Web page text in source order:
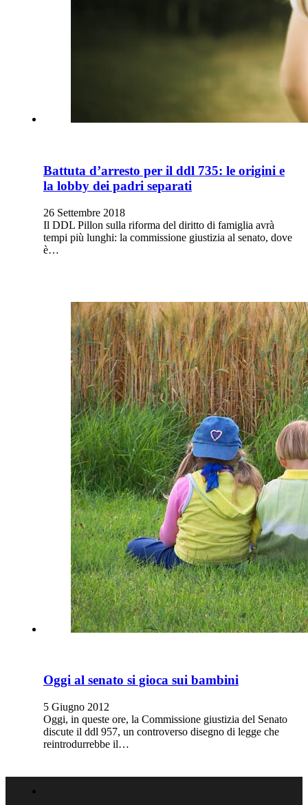
Battuta d’arresto per il ddl 735: le origini e
la lobby dei padri separati
26 Settembre 2018
Il DDL Pillon sulla riforma del diritto di famiglia avrà
tempi più lunghi: la commissione giustizia al senato, dove
è…
Oggi al senato si gioca sui bambini
5 Giugno 2012
Oggi, in queste ore, la Commissione giustizia del Senato
discute il ddl 957, un controverso disegno di legge che
reintrodurrebbe il…